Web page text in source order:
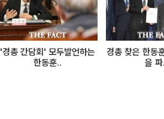
'경총 간담회' 모두발언하는
한동훈..
경총 찾은 한동
을